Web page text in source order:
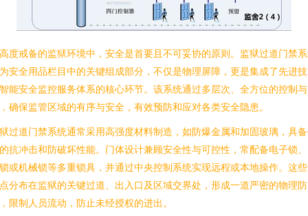
度戒备的监狱环境中，安全是首要且不可妥协的原则。监狱过道门禁
安全用品栏目中的关键组成部分，不仅是物理屏障，更是集成了先进
能安全监控服务体系的核心环节。该系统通过多层次、全方位的控制
确保监管区域的有序与安全，有效预防和应对各类安全隐患。
过道门禁系统通常采用高强度材料制造，如防爆金属和加固玻璃，具
抗冲击和防破坏性能。门体设计兼顾安全性与可控性，常配备电子锁
或机械锁等多重锁具，并通过中央控制系统实现远程或本地操作。这
分布在监狱的关键过道、出入口及区域交界处，形成一道严密的物理防
限制人员流动，防止未经授权的进出。